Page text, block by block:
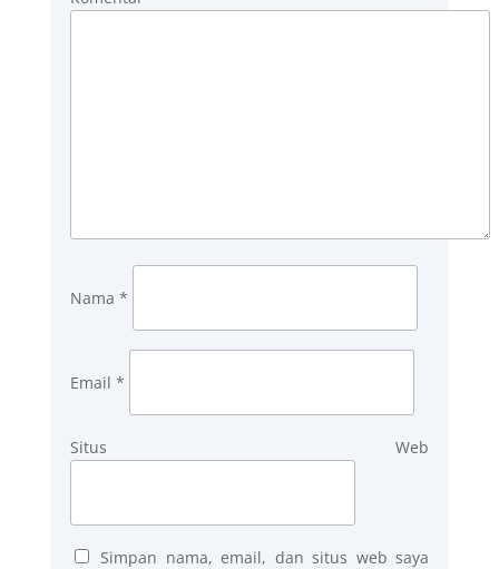
Nama *
Email *
Situs Web
Simpan nama, email, dan situs web saya